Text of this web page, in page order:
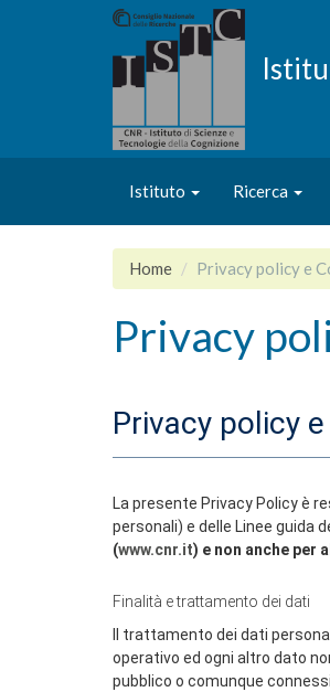
Istituto Ricerca
Home Privacy policy e
Privacy
Privacy policy
La presente Privacy Policy è
personali) e delle Linee guida
(www.cnr.it) e non anche per
Finalità e trattamento dei dati
Il trattamento dei dati
operativo ed ogni altro dato
pubblico o comunque